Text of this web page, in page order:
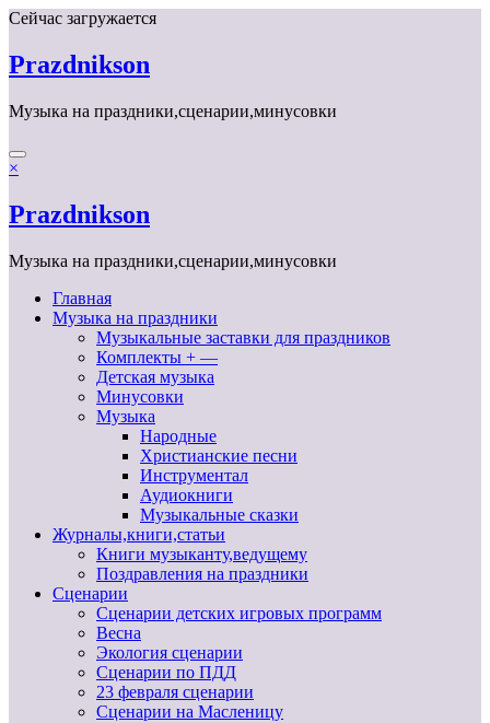
Перейти
содержимому
Сейчас загружается
Prazdnikson
Музыка на праздники,сценарии,минусовки
×
Prazdnikson
Музыка на праздники,сценарии,минусовки
Главная
Музыка на праздники
Музыкальные заставки для праздников
Комплекты + —
Детская музыка
Минусовки
Музыка
Народные
Христианские песни
Инструментал
Аудиокниги
Музыкальные сказки
Журналы,книги,статьи
Книги музыканту,ведущему
Поздравления на праздники
Сценарии
Сценарии детских игровых программ
Весна
Экология сценарии
Сценарии по ПДД
23 февраля сценарии
Сценарии на Масленицу